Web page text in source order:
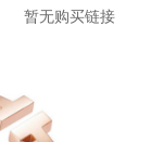
暂无购买链接